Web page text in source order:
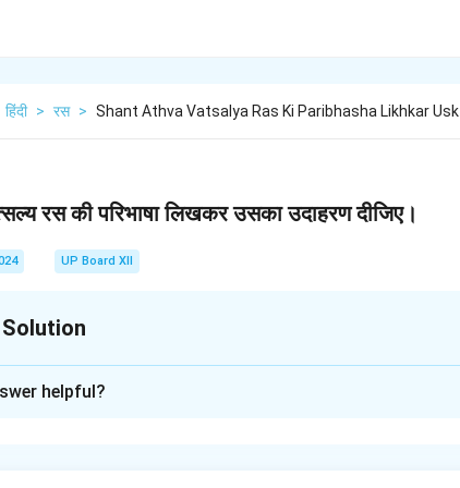
हिंदी > रस > Shant Athva Vatsalya Ras Ki Paribhasha Likhkar Usk
रस की परिभाषा लिखकर उसका उदाहरण दीजिए।
UP Board XII
helpful?